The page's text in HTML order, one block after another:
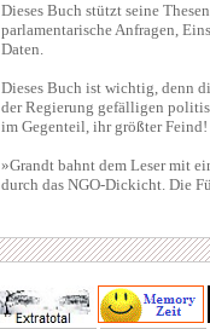
Dieses Buch stützt seine
parlamentarische Anfragen,
Daten.
Dieses Buch ist wichtig, denn
der Regierung gefälligen
im Gegenteil, ihr größter Feind!
»Grandt bahnt dem Leser mit
durch das NGO-Dickicht. Die